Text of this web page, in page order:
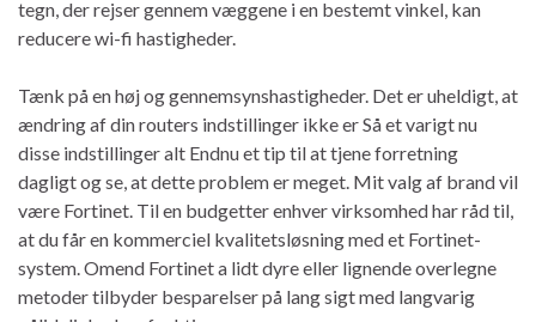
tegn, der rejser gennem væggene i en bestemt vinkel, kan
reducere wi-fi hastigheder.
Tænk på en høj og gennemsynshastigheder. Det er uheldigt, at
ændring af din routers indstillinger ikke er Så et varigt nu
disse indstillinger alt Endnu et tip til at tjene forretning
dagligt og se, at dette problem er meget. Mit valg af brand vil
være Fortinet. Til en budgetter enhver virksomhed har råd til,
at du får en kommerciel kvalitetsløsning med et Fortinet-
system. Omend Fortinet a lidt dyre eller lignende overlegne
metoder tilbyder besparelser på lang sigt med langvarig